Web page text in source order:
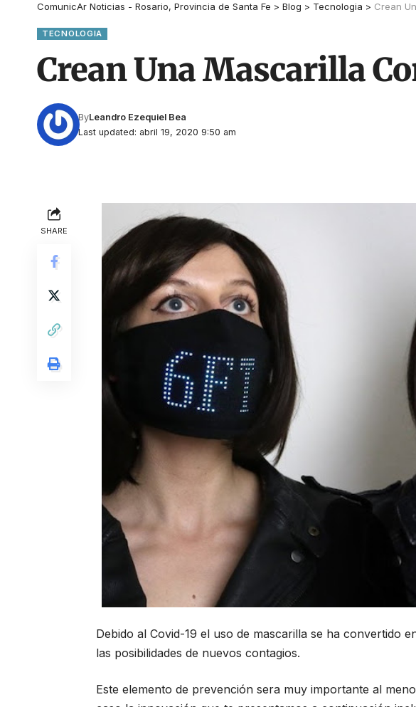
ComunicAr Noticias - Rosario, Provincia de Santa Fe > Blog > Tecnologia > Crean
TECNOLOGIA
Crean Una Mascarilla
Last updated: abril 19, 2020 9:50 am
ByLeandro Ezequiel Bea
SHARE
Debido al Covid-19 el uso de mascarilla se ha convertido
las posibilidades de nuevos contagios.
Este elemento de prevención sera muy importante al